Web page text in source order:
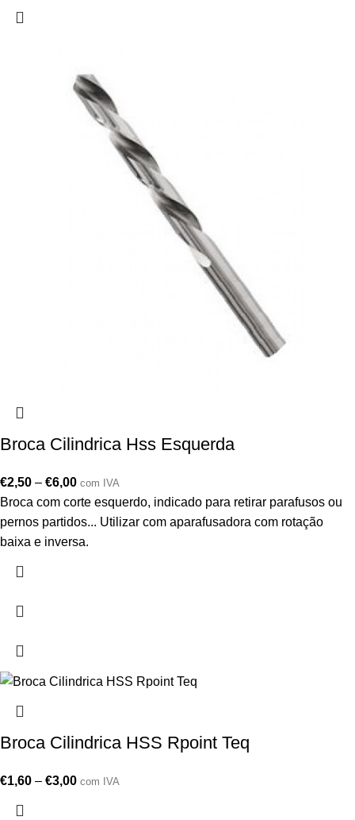
Broca Cilindrica Hss Esquerda
€2,50 – €6,00 com IVA
Broca com corte esquerdo, indicado para retirar parafusos ou
pernos partidos... Utilizar com aparafusadora com rotação
baixa e inversa.
Broca Cilindrica HSS Rpoint Teq
€1,60 – €3,00 com IVA